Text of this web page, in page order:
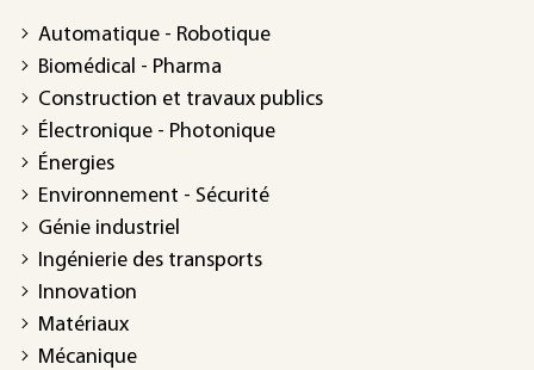
Automatique - Robotique
Biomédical - Pharma
Construction et travaux publics
Électronique - Photonique
Énergies
Environnement - Sécurité
Génie industriel
Ingénierie des transports
Innovation
Matériaux
Mécanique